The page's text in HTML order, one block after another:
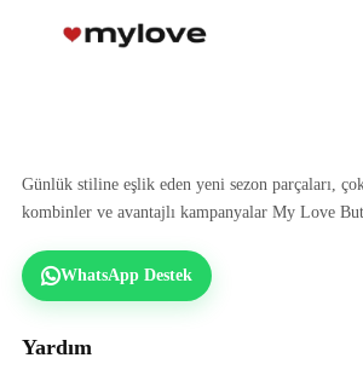
Günlük stiline eşlik eden yeni sezon parçaları,
kombinler ve avantajlı kampanyalar My Love
WhatsApp Destek
Yardım